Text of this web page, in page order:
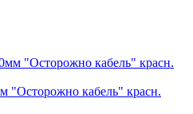
"Осторожно кабель" красн.